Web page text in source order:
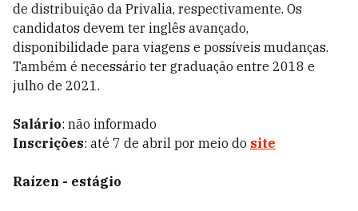
de distribuição da Privalia, respectivamente. Os
candidatos devem ter inglês avançado,
disponibilidade para viagens e possíveis mudanças.
Também é necessário ter graduação entre 2018 e
julho de 2021.
Salário: não informado
Inscrições: até 7 de abril por meio do site
Raízen - estágio